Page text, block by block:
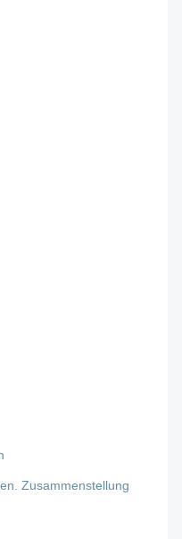
Zusammenstellung